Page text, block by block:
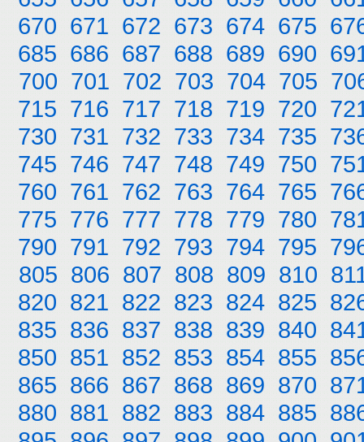
670 671 672 673 674 675
685 686 687 688 689 690
700 701 702 703 704 705
715 716 717 718 719 720
730 731 732 733 734 735
745 746 747 748 749 750
760 761 762 763 764 765
775 776 777 778 779 780
790 791 792 793 794 795
805 806 807 808 809 810
820 821 822 823 824 825
835 836 837 838 839 840
850 851 852 853 854 855
865 866 867 868 869 870
880 881 882 883 884 885